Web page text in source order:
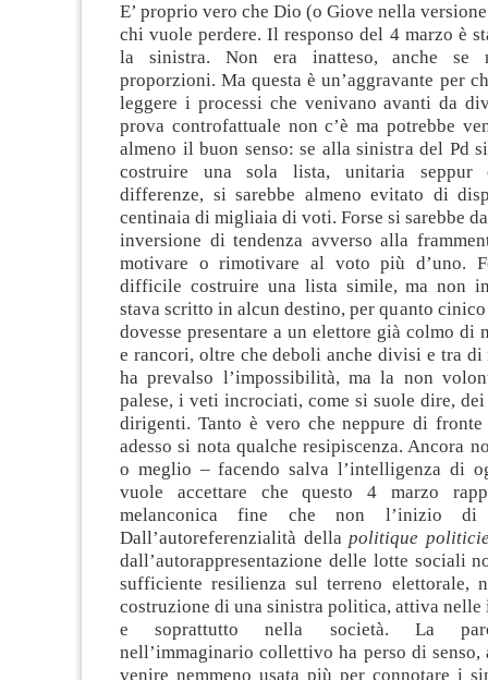
E’ proprio vero che Dio (o Giove nella
chi vuole perdere. Il responso del 4 marzo è
la sinistra. Non era inatteso, anche se
proporzioni. Ma questa è un’aggravante per
leggere i processi che venivano avanti da
prova controfattuale non c’è ma potrebbe
almeno il buon senso: se alla sinistra del Pd
costruire una sola lista, unitaria seppur
differenze, si sarebbe almeno evitato di
centinaia di migliaia di voti. Forse si sarebbe
inversione di tendenza avverso alla
motivare o rimotivare al voto più d’uno.
difficile costruire una lista simile, ma non
stava scritto in alcun destino, per quanto
dovesse presentare a un elettore già colmo di
e rancori, oltre che deboli anche divisi e tra di
ha prevalso l’impossibilità, ma la non
palese, i veti incrociati, come si suole dire,
dirigenti. Tanto è vero che neppure di
adesso si nota qualche resipiscenza. Ancora
o meglio – facendo salva l’intelligenza di
vuole accettare che questo 4 marzo
melanconica fine che non l’inizio di
Dall’autoreferenzialità dellapolitique
dall’autorappresentazione delle lotte sociali
sufficiente resilienza sul terreno elettorale,
costruzione di una sinistra politica, attiva
e soprattutto nella società. La
nell’immaginario collettivo ha perso di senso,
venire nemmeno usata più per connotare i